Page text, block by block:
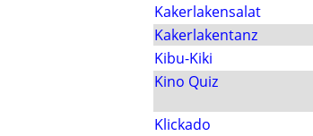
Kakerlakensalat
Kakerlakentanz
Kibu-Kiki
Kino Quiz
Klickado